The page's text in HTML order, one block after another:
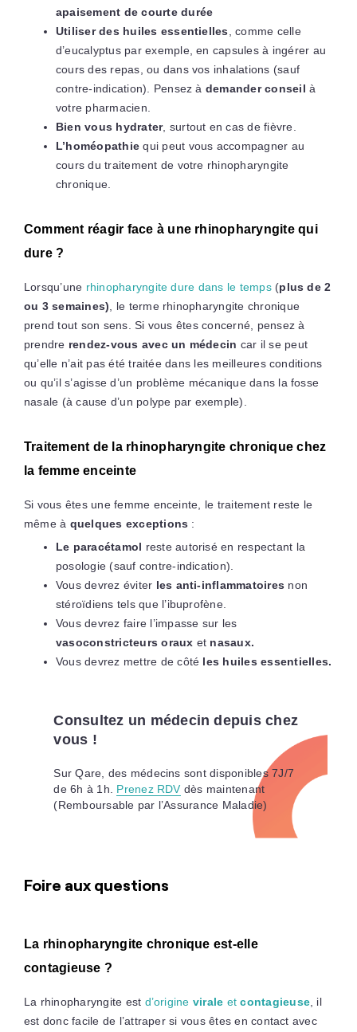
apaisement de courte durée
Utiliser des huiles essentielles
, comme celle
d’eucalyptus par exemple, en capsules à ingérer au
cours des repas, ou dans vos inhalations (sauf
contre-indication). Pensez à demander conseil à
votre pharmacien.
Bien vous hydrater, surtout en cas de fièvre.
L’homéopathie qui peut vous accompagner au
cours du traitement de votre rhinopharyngite
chronique.
Comment réagir face à une rhinopharyngite qui
dure ?
Lorsqu’une rhinopharyngite dure dans le temps(plus de 2
ou 3 semaines) , le terme rhinopharyngite chronique
prend tout son sens. Si vous êtes concerné, pensez à
prendre rendez-vous avec un médecin car il se peut
qu’elle n’ait pas été traitée dans les meilleures conditions
ou qu’il s’agisse d’un problème mécanique dans la fosse
nasale (à cause d’un polype par exemple).
Traitement de la rhinopharyngite chronique chez
la femme enceinte
Si vous êtes une femme enceinte, le traitement reste le
même à quelques exceptions :
Le paracétamol reste autorisé en respectant la
posologie (sauf contre-indication).
Vous devrez éviter les anti-inflammatoires non
stéroïdiens tels que l’ibuprofène.
Vous devrez faire l’impasse sur les
vasoconstricteurs oraux et nasaux.
Vous devrez mettre de côté les huiles essentielles.
Consultez un médecin depuis chez
vous !
Sur Qare, des médecins sont disponibles 7J/7
de 6h à 1h. Prenez RDV dès maintenant
(Remboursable par l’Assurance Maladie)
Foire aux questions
La rhinopharyngite chronique est-elle
contagieuse ?
La rhinopharyngite est d’origine virale etcontagieuse, il
est donc facile de l’attraper si vous êtes en contact avec